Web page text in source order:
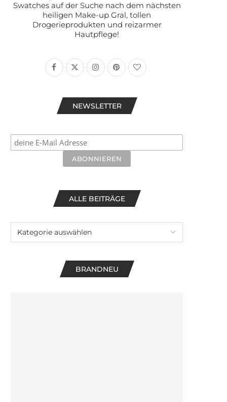
Swatches auf der Suche nach dem nächsten
heiligen Make-up Gral, tollen
Drogerieprodukten und reizarmer
Hautpflege!
NEWSLETTER
ALLE BEITRÄGE
BRANDNEU